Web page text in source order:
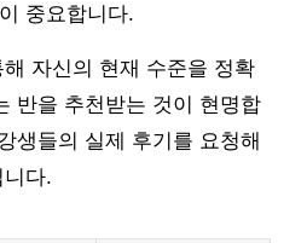
중요합니다.
자신의 현재 수준을 정확
반을 추천받는 것이 현명합
생들의 실제 후기를 요청해
다.